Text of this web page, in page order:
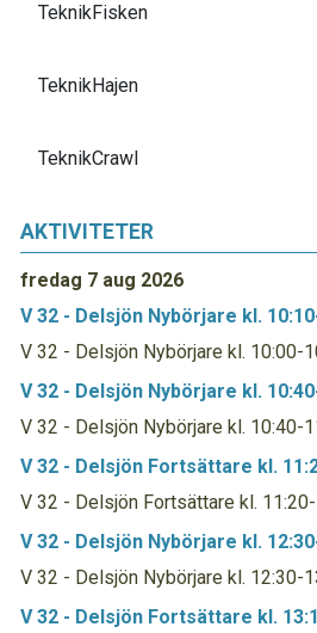
TeknikFisken
TeknikHajen
TeknikCrawl
AKTIVITETER
fredag 7 aug 2026
V 32 - Delsjön Nybörjare kl.
V 32 - Delsjön Nybörjare kl. 10:00-
V 32 - Delsjön Nybörjare kl.
V 32 - Delsjön Nybörjare kl. 10:40-
V 32 - Delsjön Fortsättare kl.
V 32 - Delsjön Fortsättare kl.
V 32 - Delsjön Nybörjare kl.
V 32 - Delsjön Nybörjare kl. 12:30-
V 32 - Delsjön Fortsättare kl.